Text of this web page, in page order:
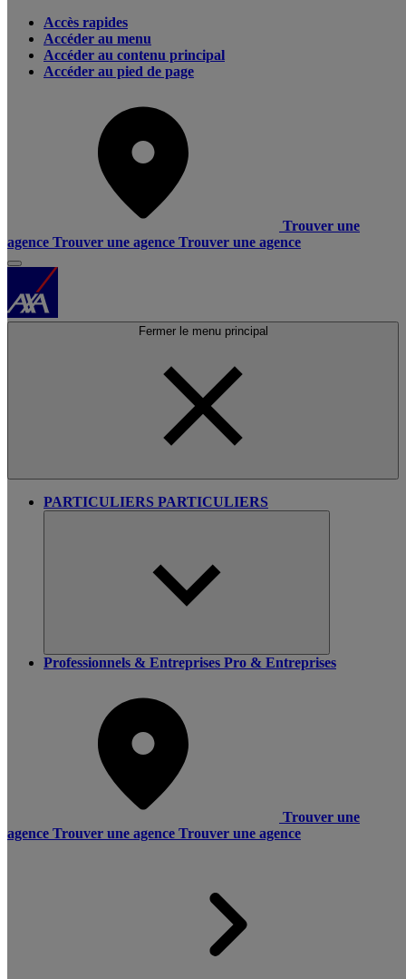
Accès rapides
Accéder au menu
Accéder au contenu principal
Accéder au pied de page
Trouver une
agence Trouver une agence Trouver une agence
Fermer le menu principal
PARTICULIERS PARTICULIERS
Professionnels & Entreprises Pro & Entreprises
Trouver une
agence Trouver une agence Trouver une agence